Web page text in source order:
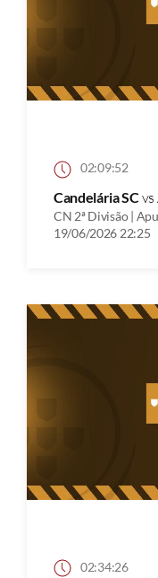
02:09:52
Candelária SCvs
CN 2ª Divisão |
19/06/2026 22:25
02:34:26